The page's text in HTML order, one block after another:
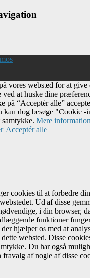
vores websted for at give
ved at huske dine
på “Acceptér alle”
kan dog besøge "Cookie -
samtykke. Mere information
Acceptér alle
cookies til at forbedre
Ud af disse
i din browser,
funktioner
hjælper os med at
websted. Disse
Du har også
fravalg af nogle af disse